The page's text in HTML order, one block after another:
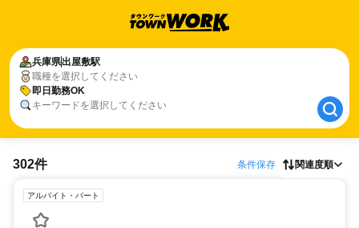
兵庫県出屋敷駅
職種を選択してください
即日勤務OK
キーワードを選択してください
兵庫県出屋敷駅
即日勤務OK
302件 条件保存 関連度順
アルバイト・パート